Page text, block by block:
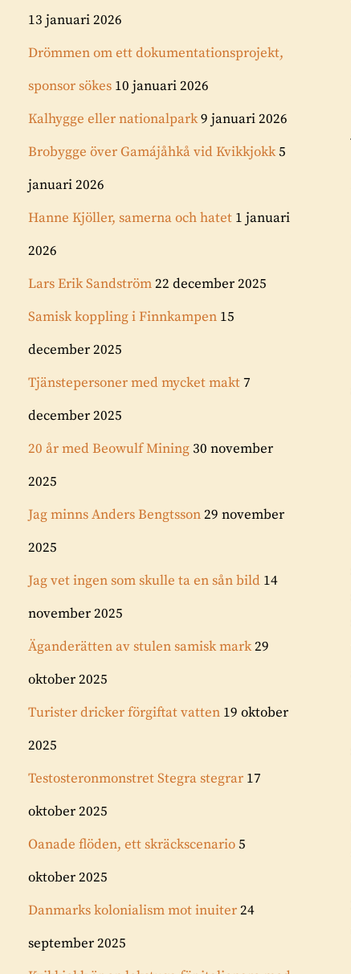
13 januari 2026
Drömmen om ett dokumentationsprojekt,
sponsor sökes 10 januari 2026
Kalhygge eller nationalpark9 januari 2026
Brobygge över Gamájåhkå vid Kvikkjokk5
januari 2026
Hanne Kjöller, samerna och hatet 1 januari
2026
Lars Erik Sandström22 december 2025
Samisk koppling i Finnkampen 15
december 2025
Tjänstepersoner med mycket makt7
december 2025
20 år med Beowulf Mining 30 november
2025
Jag minns Anders Bengtsson29 november
2025
Jag vet ingen som skulle ta en sån bild 14
november 2025
Äganderätten av stulen samisk mark29
oktober 2025
Turister dricker förgiftat vatten 19 oktober
2025
Testosteronmonstret Stegra stegrar 17
oktober 2025
Oanade flöden, ett skräckscenario5
oktober 2025
Danmarks kolonialism mot inuiter24
september 2025